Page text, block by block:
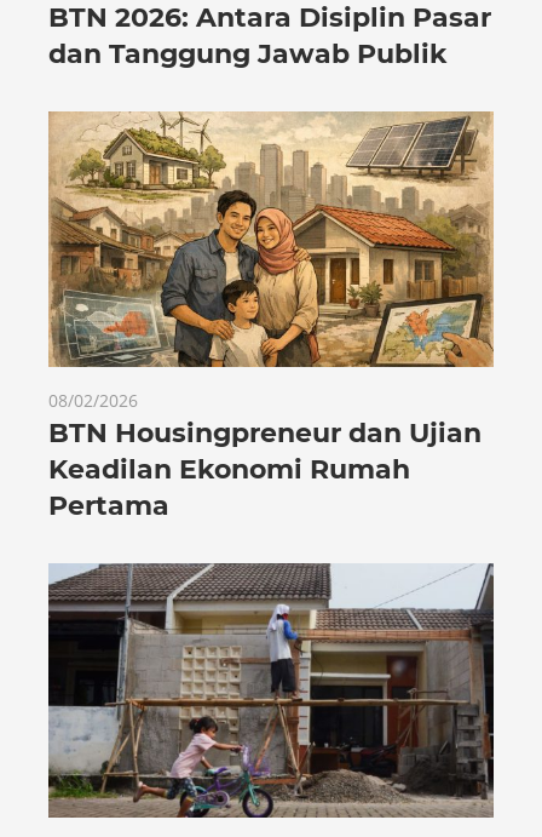
BTN 2026: Antara Disiplin Pasar
dan Tanggung Jawab Publik
08/02/2026
BTN Housingpreneur dan Ujian
Keadilan Ekonomi Rumah
Pertama